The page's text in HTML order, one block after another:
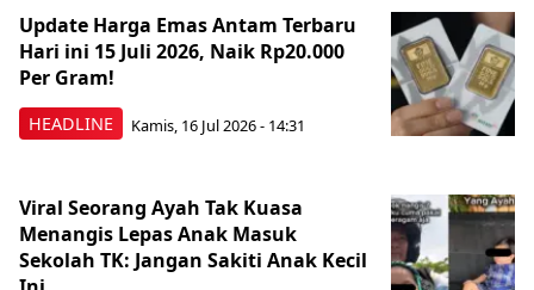
HEADLINE
Update Harga Emas Antam Terbaru
Hari ini 15 Juli 2026, Naik Rp20.000
Per Gram!
Kamis, 16 Jul 2026 - 14:31
Viral Seorang Ayah Tak Kuasa
Menangis Lepas Anak Masuk
Sekolah TK: Jangan Sakiti Anak Kecil